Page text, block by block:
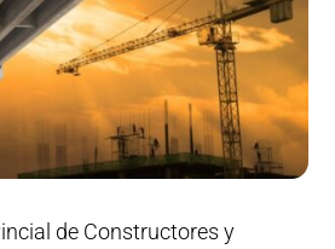
de Constructores y